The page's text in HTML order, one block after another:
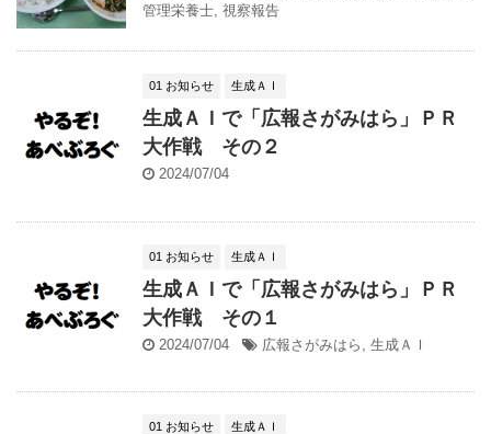
管理栄養士, 視察報告
01 お知らせ 生成ＡＩ
生成ＡＩで「広報さがみはら」ＰＲ
大作戦 その２
2024/07/04
01 お知らせ 生成ＡＩ
生成ＡＩで「広報さがみはら」ＰＲ
大作戦 その１
2024/07/04 広報さがみはら 生成ＡＩ
01 お知らせ 生成ＡＩ